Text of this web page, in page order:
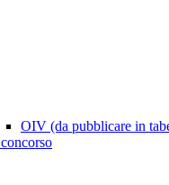
OIV (da pubblicare in